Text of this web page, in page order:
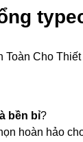
Toàn Cho Thiết
bền bỉ?
hoàn hảo